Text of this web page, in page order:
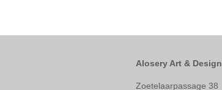
Alosery Art & Design
Zoetelaarpassage 38